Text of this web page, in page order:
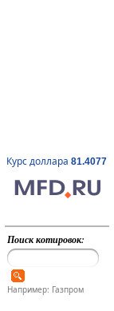
Курс доллара 81.4077
Поиск котировок:
Например: Газпром